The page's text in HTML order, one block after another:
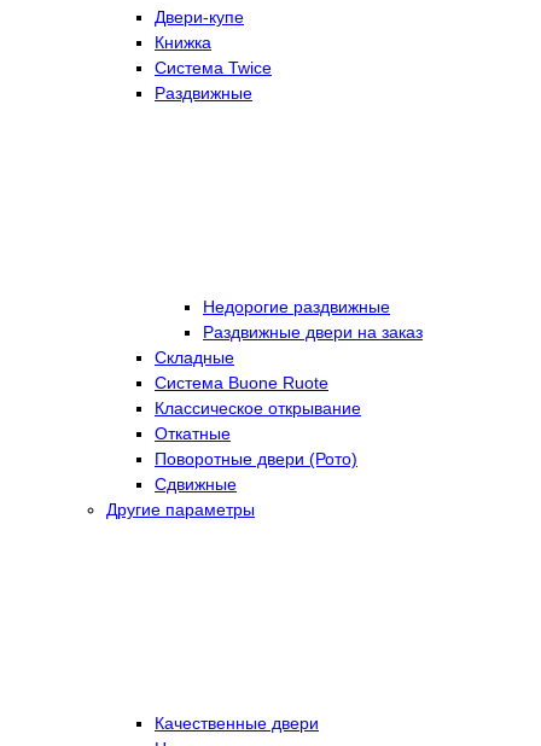
Двери-купе
Книжка
Система Twice
Раздвижные
Недорогие раздвижные
Раздвижные двери на заказ
Складные
Cистема Buone Ruote
Классическое открывание
Откатные
Поворотные двери (Рото)
Сдвижные
Другие параметры
Качественные двери